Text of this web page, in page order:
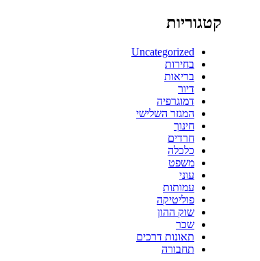
קטגוריות
Uncategorized
בחירות
בריאות
דיור
דמוגרפיה
המגזר השלישי
חינוך
חרדים
כלכלה
משפט
עוני
עמותות
פוליטיקה
שוק ההון
שכר
תאונות דרכים
תחבורה